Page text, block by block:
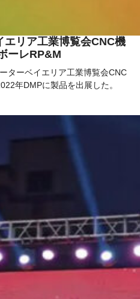
リア工業博覧会CNC機
ーレRP&M
ターベイエリア工業博覧会CNC
年DMPに製品を出展した。